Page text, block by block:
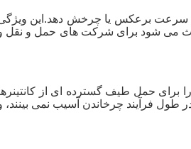
سرعت برعکس یا چرخش دهد.این
باعث می شود برای شرکت های حمل و نقل
را برای حمل طیف گسترده ای از
فرآیند چرخاندن آسیب نمی بینند،